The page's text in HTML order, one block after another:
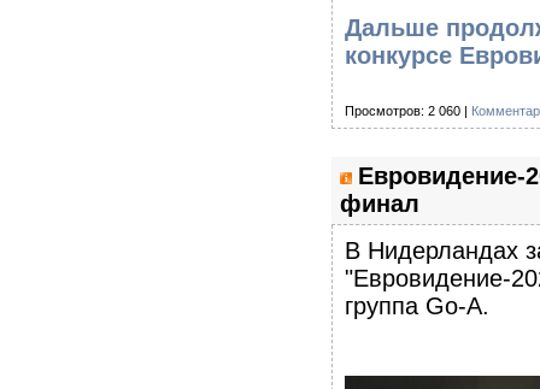
Дальше
конкурсе
Просмотров: 2 060 |
Евровидение-
финал
В Нидерландах
"Евровидение-
группа Go-A.